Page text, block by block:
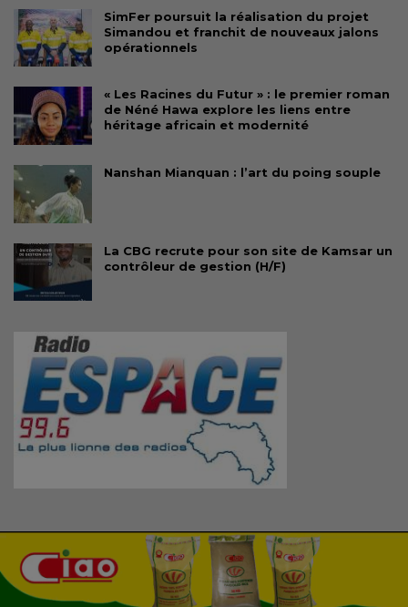
SimFer poursuit la réalisation du projet
Simandou et franchit de nouveaux jalons
opérationnels
« Les Racines du Futur » : le premier roman
de Néné Hawa explore les liens entre
héritage africain et modernité
Nanshan Mianquan : l’art du poing souple
La CBG recrute pour son site de Kamsar un
contrôleur de gestion (H/F)